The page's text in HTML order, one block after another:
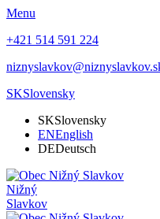
Menu
+421 514 591 224
SKSlovensky
SKSlovensky
ENEnglish
DEDeutsch
Nižný
Slavkov